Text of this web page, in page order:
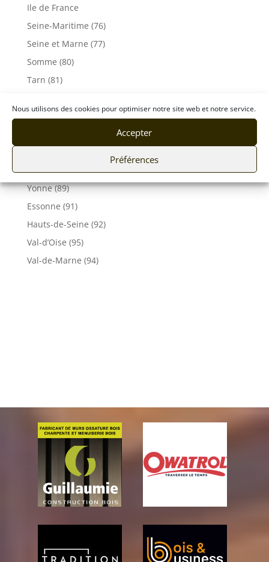
Nous utilisons des cookies pour optimiser notre site web et notre service.
Accepter
Préférences
Ile de France
Seine-Maritime (76)
Seine et Marne (77)
Somme (80)
Tarn (81)
Vosges (88)
Yonne (89)
Essonne (91)
Hauts-de-Seine (92)
Val-d’Oise (95)
Val-de-Marne (94)